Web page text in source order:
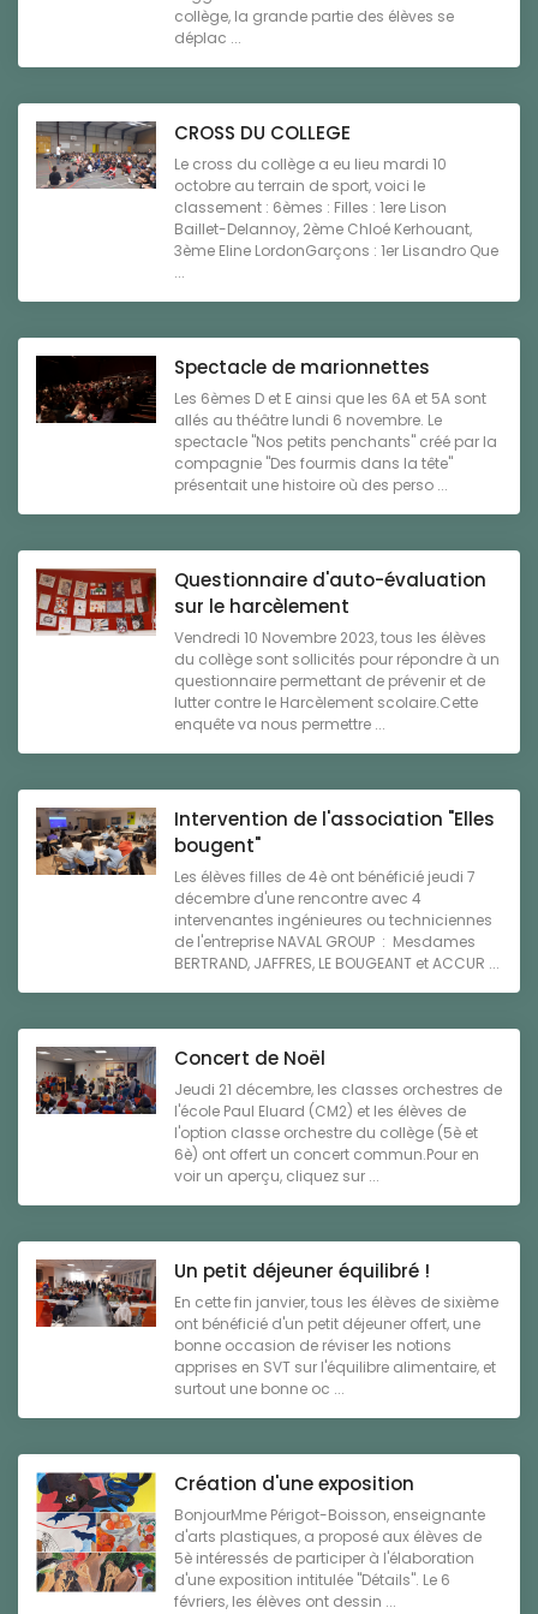
collège, la grande partie des élèves se
déplac ...
CROSS DU COLLEGE
Le cross du collège a eu lieu mardi 10
octobre au terrain de sport, voici le
classement : 6èmes : Filles : 1ere Lison
Baillet-Delannoy, 2ème Chloé Kerhouant,
3ème Eline LordonGarçons : 1er Lisandro Que
...
Spectacle de marionnettes
Les 6èmes D et E ainsi que les 6A et 5A sont
allés au théâtre lundi 6 novembre. Le
spectacle "Nos petits penchants" créé par la
compagnie "Des fourmis dans la tête"
présentait une histoire où des perso ...
Questionnaire d'auto-évaluation
sur le harcèlement
Vendredi 10 Novembre 2023, tous les élèves
du collège sont sollicités pour répondre à un
questionnaire permettant de prévenir et de
lutter contre le Harcèlement scolaire.Cette
enquête va nous permettre ...
Intervention de l'association "Elles
bougent"
Les élèves filles de 4è ont bénéficié jeudi 7
décembre d'une rencontre avec 4
intervenantes ingénieures ou techniciennes
de l'entreprise NAVAL GROUP : Mesdames
BERTRAND, JAFFRES, LE BOUGEANT et ACCUR ...
Concert de Noël
Jeudi 21 décembre, les classes orchestres de
l'école Paul Eluard (CM2) et les élèves de
l'option classe orchestre du collège (5è et
6è) ont offert un concert commun.Pour en
voir un aperçu, cliquez sur ...
Un petit déjeuner équilibré !
En cette fin janvier, tous les élèves de sixième
ont bénéficié d'un petit déjeuner offert, une
bonne occasion de réviser les notions
apprises en SVT sur l'équilibre alimentaire, et
surtout une bonne oc ...
Création d'une exposition
BonjourMme Périgot-Boisson, enseignante
d'arts plastiques, a proposé aux élèves de
5è intéressés de participer à l'élaboration
d'une exposition intitulée "Détails". Le 6
févriers, les élèves ont dessin ...